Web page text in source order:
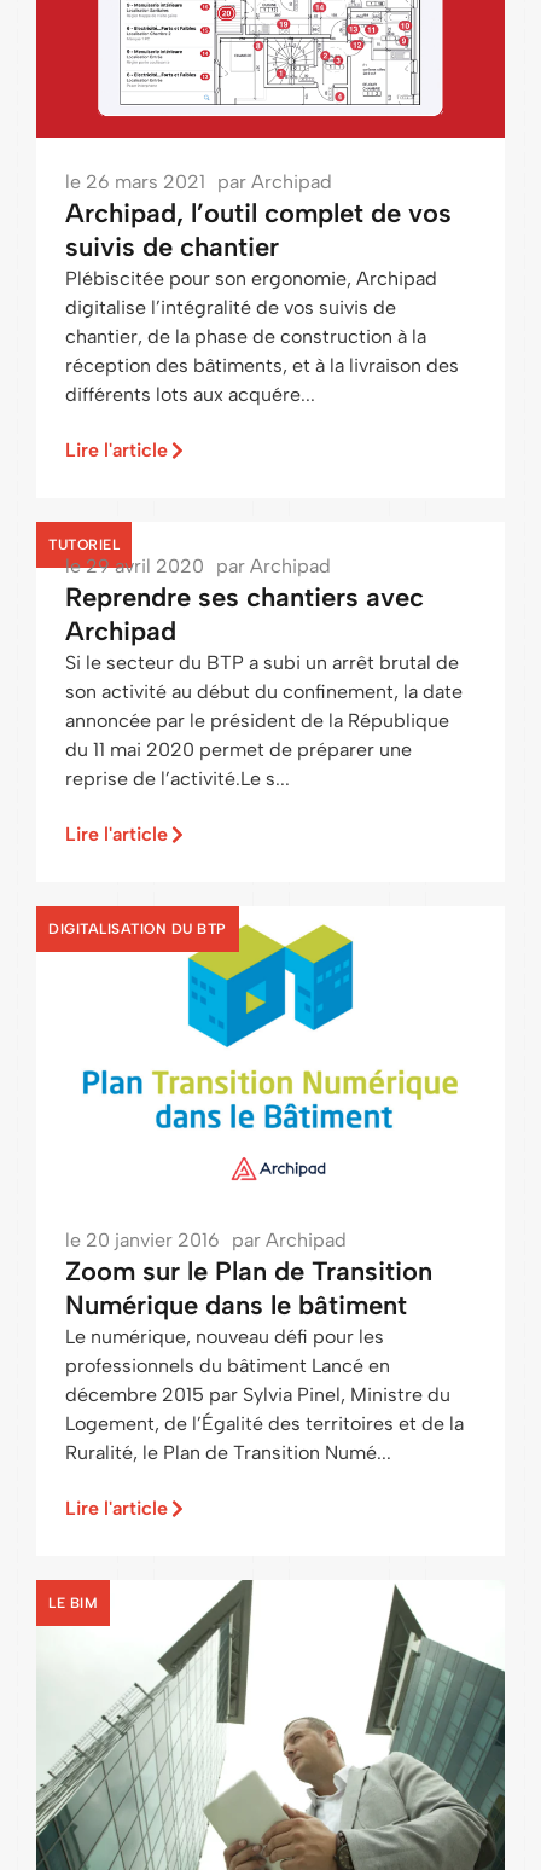
le 26 mars 2021 par Archipad
Archipad, l’outil complet de vos
suivis de chantier
Plébiscitée pour son ergonomie, Archipad
digitalise l’intégralité de vos suivis de
chantier, de la phase de construction à la
réception des bâtiments, et à la livraison des
différents lots aux acquére...
Lire l'article
TUTORIEL
le 29 avril 2020 par Archipad
Reprendre ses chantiers avec
Archipad
Si le secteur du BTP a subi un arrêt brutal de
son activité au début du confinement, la date
annoncée par le président de la République
du 11 mai 2020 permet de préparer une
reprise de l’activité.Le s...
Lire l'article
DIGITALISATION DU BTP
le 20 janvier 2016 par Archipad
Zoom sur le Plan de Transition
Numérique dans le bâtiment
Le numérique, nouveau défi pour les
professionnels du bâtiment Lancé en
décembre 2015 par Sylvia Pinel, Ministre du
Logement, de l’Égalité des territoires et de la
Ruralité, le Plan de Transition Numé...
Lire l'article
LE BIM